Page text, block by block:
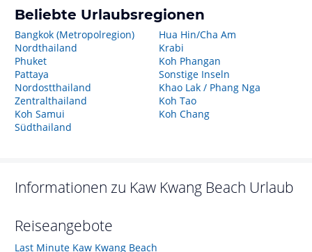
Beliebte Urlaubsregionen
Bangkok (Metropolregion)
Nordthailand
Phuket
Pattaya
Nordostthailand
Zentralthailand
Koh Samui
Südthailand
Hua Hin/Cha Am
Krabi
Koh Phangan
Sonstige Inseln
Khao Lak / Phang Nga
Koh Tao
Koh Chang
Informationen zu Kaw Kwang Beach Urlaub
Reiseangebote
Last Minute Kaw Kwang Beach